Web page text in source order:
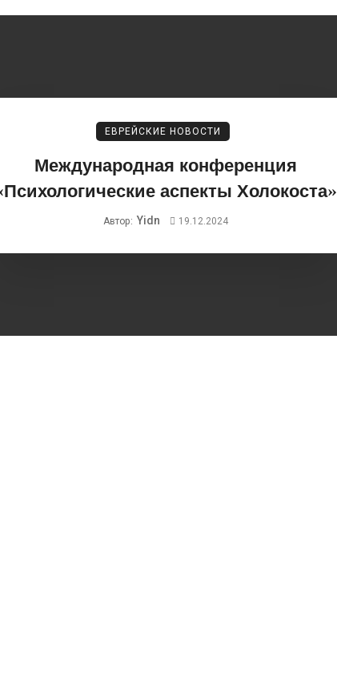
ЕВРЕЙСКИЕ НОВОСТИ
Международная конференция
аспекты Холокоста»
Автор: Yidn 19.12.2024